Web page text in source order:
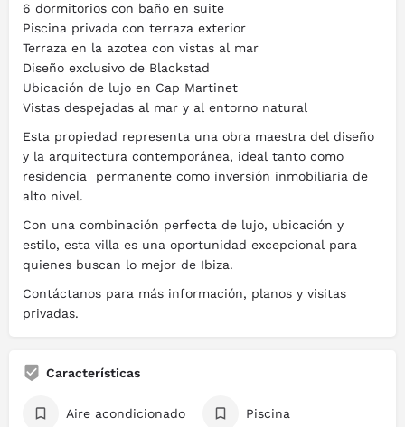
6 dormitorios con baño en suite
Piscina privada con terraza exterior
Terraza en la azotea con vistas al mar
Diseño exclusivo de Blackstad
Ubicación de lujo en Cap Martinet
Vistas despejadas al mar y al entorno natural
Esta propiedad representa una obra maestra del diseño
y la arquitectura contemporánea, ideal tanto como
residencia permanente como inversión inmobiliaria de
alto nivel.
Con una combinación perfecta de lujo, ubicación y
estilo, esta villa es una oportunidad excepcional para
quienes buscan lo mejor de Ibiza.
Contáctanos para más información, planos y visitas
privadas.
Características
Aire acondicionado Piscina